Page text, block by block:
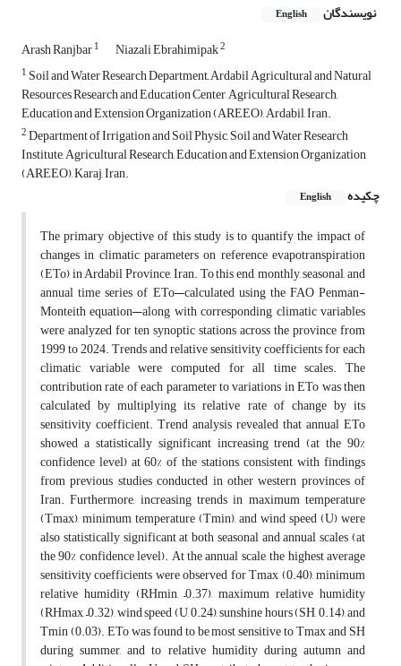
نویسندگان English
Arash Ranjbar1 Niazali Ebrahimipak2
1 Soil and Water Research Department, َArdabil Agricultural and Natural
Resources Research and Education Center, Agricultural Research,
Education and Extension Organization (AREEO), Ardabil, Iran.
2Department of Irrigation and Soil Physic, Soil and Water Research
Institute, Agricultural Research, Education and Extension Organization
(AREEO), Karaj, Iran.
چکیده
English
The primary objective of this study is to quantify the impact of
changes in climatic parameters on reference evapotranspiration
(ETo) in Ardabil Province, Iran. To this end, monthly, seasonal, and
annual time series of ETo—calculated using the FAO Penman-
Monteith equation—along with corresponding climatic variables
were analyzed for ten synoptic stations across the province from
1999 to 2024. Trends and relative sensitivity coefficients for each
climatic variable were computed for all time scales. The
contribution rate of each parameter to variations in ETo was then
calculated by multiplying its relative rate of change by its
sensitivity coefficient. Trend analysis revealed that annual ETo
showed a statistically significant increasing trend (at the 90%
confidence level) at 60% of the stations, consistent with findings
from previous studies conducted in other western provinces of
Iran. Furthermore, increasing trends in maximum temperature
(Tmax), minimum temperature (Tmin), and wind speed (U) were
also statistically significant at both seasonal and annual scales (at
the 90% confidence level). At the annual scale, the highest average
sensitivity coefficients were observed for Tmax (0.40), minimum
relative humidity (RHmin, –0.37), maximum relative humidity
(RHmax, –0.32), wind speed (U, 0.24), sunshine hours (SH, 0.14), and
Tmin (0.03). ETo was found to be most sensitive to Tmax and SH
during summer, and to relative humidity during autumn and